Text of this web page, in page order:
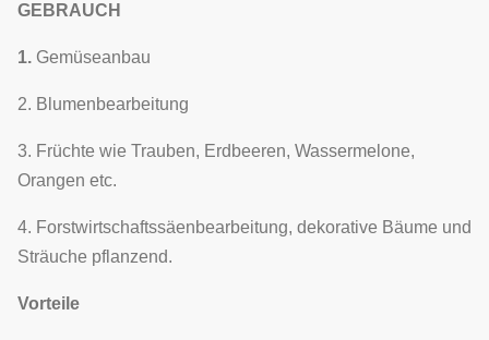
GEBRAUCH
1. Gemüseanbau
2. Blumenbearbeitung
3. Früchte wie Trauben, Erdbeeren, Wassermelone,
Orangen etc.
4. Forstwirtschaftssäenbearbeitung, dekorative Bäume und
Sträuche pflanzend.
Vorteile